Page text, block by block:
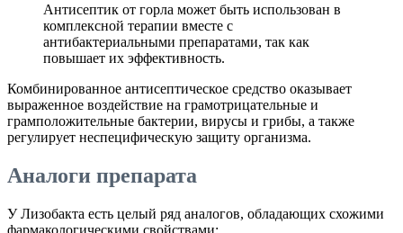
Антисептик от горла может быть использован в
комплексной терапии вместе с
антибактериальными препаратами, так как
повышает их эффективность.
Комбинированное антисептическое средство оказывает
выраженное воздействие на грамотрицательные и
грамположительные бактерии, вирусы и грибы, а также
регулирует неспецифическую защиту организма.
Аналоги препарата
У Лизобакта есть целый ряд аналогов, обладающих схожими
фармакологическими свойствами: